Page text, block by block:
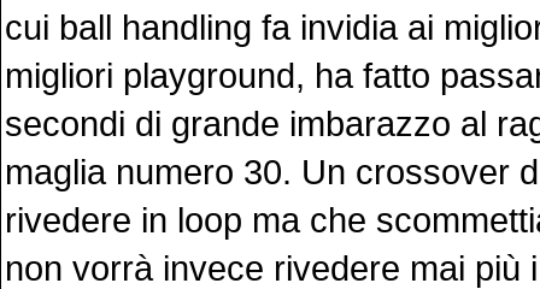
cui ball handling fa invidia ai
migliori playground, ha fatto
secondi di grande imbarazzo al
maglia numero 30. Un crossover
rivedere in loop ma che
non vorrà invece rivedere mai più